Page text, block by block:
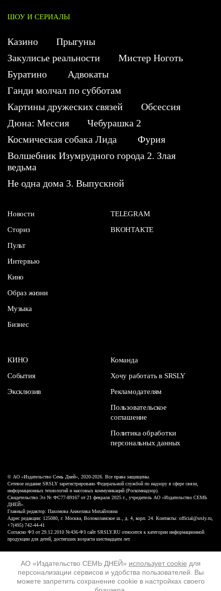
АО «Издательство СЕМЬ ДНЕЙ» использует cookie для
персонализации сервисов и удобства пользователей. Вы
можете запретить сохранение cookie в настройках своего
ШОУ И СЕРИАЛЫ
Казино
Прыгуны
Закулисье реальности
Мистер Ноготь
Буратино
Адвокаты
Ганди молчал по субботам
Картины дружеских связей
Обсессия
Дюна: Мессия
Чебурашка 2
Космическая собака Лида
Фурия
Волшебник Изумрудного города 2. Злая
ведьма
Не одна дома 3. Выпускной
Новости
Сториз
Пульт
Интервью
Кино
Образ жизни
Музыка
Бизнес
TELEGRAM
ВКОНТАКТЕ
КИНО
События
Эксклюзив
Команда
Хочу работать в SRSLY
Рекламодателям
Пользовательское
соглашение
Политика обработки
персональных данных
16+
© АО «Издательство Семь Дней», 2020-2026. Все права защищены.
Сетевое издание SRSLY зарегистрировано Федеральной службой по надзору в сфере связи,
информационных технологий и массовых коммуникаций (Роскомнадзор).
Свидетельство Эл № ФС77-89167 от 21 февраля 2025 г., учредитель АО «Издательство СЕМЬ
ДНЕЙ».
Главный редактор: Пахомова Анжелика Михайловна
Адрес редакции: 125080, г. Москва, Волоколамское ш., д. 4, корп. 24. Контакты: official@srsly.ru,
+7(495) 742-44-41
Согласно ФЗ от 29.12.2010 №436-ФЗ сайт SRSLY.RU относится к категории информационной
продукции для детей, достигших возраста шестнадцати лет.